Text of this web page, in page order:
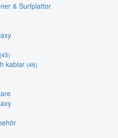
& Surfplattor
(45)
kablar (46)